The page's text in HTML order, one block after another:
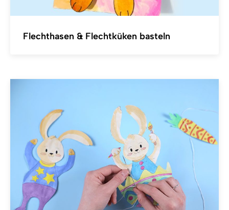
Flechthasen & Flechtküken basteln